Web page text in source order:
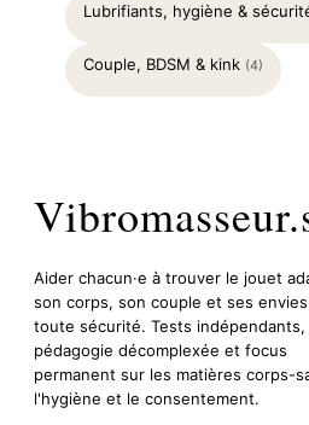
Lubrifiants, hygiène &
Couple, BDSM & kink (4)
Aider chacun·e à trouver le jouet
son corps, son couple et ses
toute sécurité. Tests indépendants,
pédagogie décomplexée et focus
permanent sur les matières corps-
l'hygiène et le consentement.